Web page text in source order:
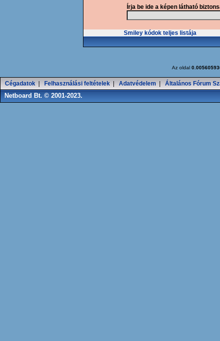
Írja be ide a képen látható
Smiley kódok teljes listája
Az oldal
Cégadatok Felhasználási feltételek Adatvédelem Általános Fórum
Netboard Bt. © 2001-2023.